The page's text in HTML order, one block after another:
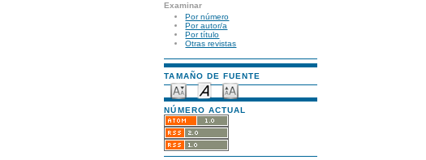
Examinar
Por número
Por autor/a
Por título
Otras revistas
TAMAÑO DE FUENTE
NÚMERO ACTUAL